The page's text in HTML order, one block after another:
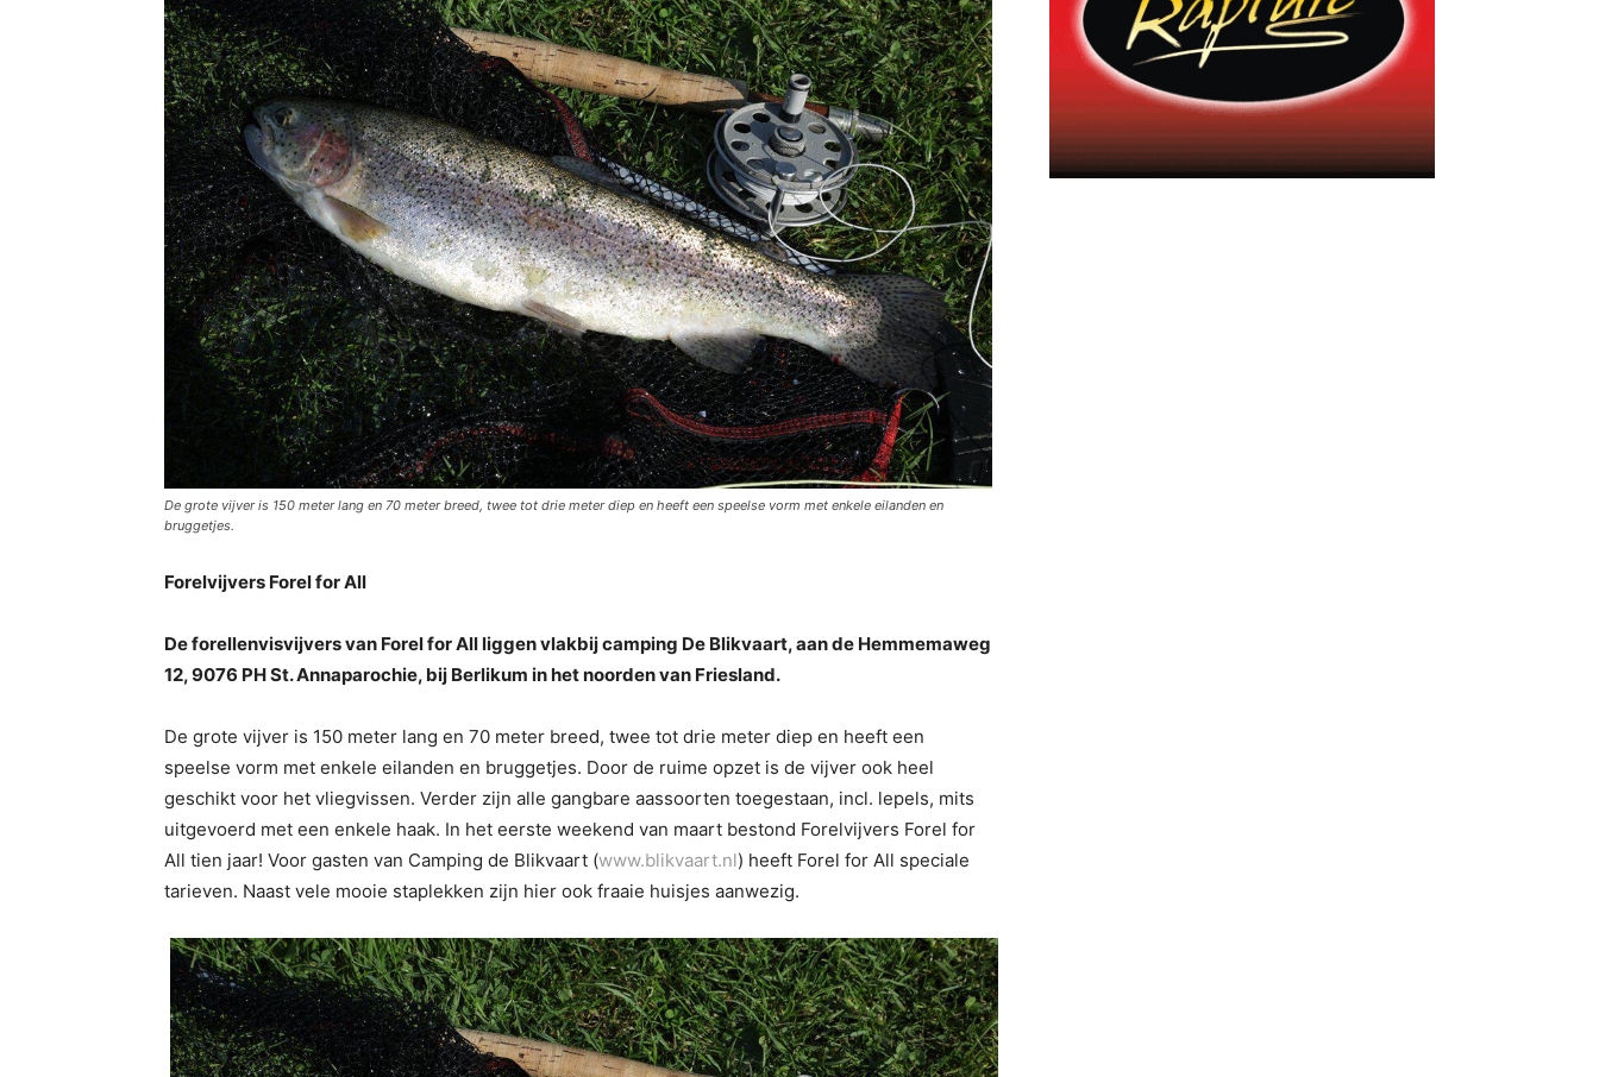
De grote vijver is 150 meter lang en 70 meter breed, twee tot drie meter diep en heeft een speelse vorm met enkele eilanden en
bruggetjes.
Forelvijvers Forel for All
De forellenvisvijvers van Forel for All liggen vlakbij camping De Blikvaart, aan de Hemmemaweg
12, 9076 PH St. Annaparochie, bij Berlikum in het noorden van Friesland.
De grote vijver is 150 meter lang en 70 meter breed, twee tot drie meter diep en heeft een
speelse vorm met enkele eilanden en bruggetjes. Door de ruime opzet is de vijver ook heel
geschikt voor het vliegvissen. Verder zijn alle gangbare aassoorten toegestaan, incl. lepels, mits
uitgevoerd met een enkele haak. In het eerste weekend van maart bestond Forelvijvers Forel for
All tien jaar! Voor gasten van Camping de Blikvaart (www.blikvaart.nl) heeft Forel for All speciale
tarieven. Naast vele mooie staplekken zijn hier ook fraaie huisjes aanwezig.